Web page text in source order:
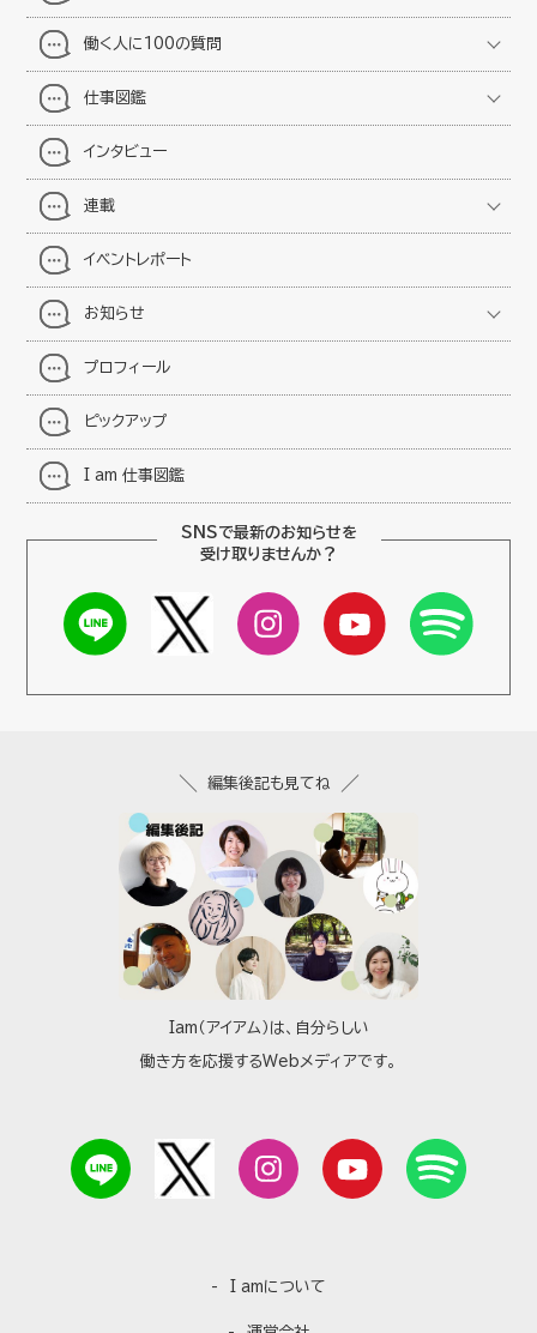
働く人に100の質問
仕事図鑑
インタビュー
連載
イベントレポート
お知らせ
プロフィール
ピックアップ
I am 仕事図鑑
SNSで最新のお知らせを
受け取りませんか？
Iam（アイアム）は、自分らしい
働き方を応援するWebメディアです。
I amについて
編集後記も見てね